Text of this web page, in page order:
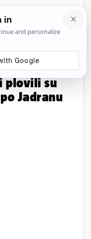
Komentari
Gates,
plovili su
Jadranu